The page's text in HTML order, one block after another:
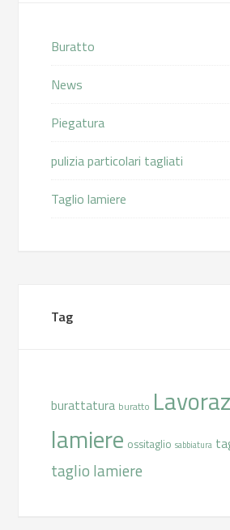
Buratto
News
Piegatura
pulizia particolari tagliati
Taglio lamiere
Tag
burattatura buratto
lamiere ossitaglio sabbiatura
taglio lamiere